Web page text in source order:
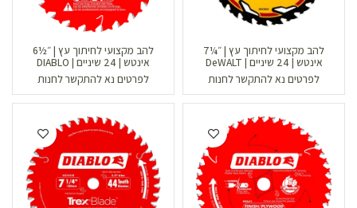
להב מקצועי לחיתוך עץ | ״¼7
אינטש | 24 שיניים | DeWALT
לפרטים נא להתקשר לחנות
להב מקצועי לחיתוך עץ | ״½6
אינטש | 24 שיניים | DIABLO
לפרטים נא להתקשר לחנות